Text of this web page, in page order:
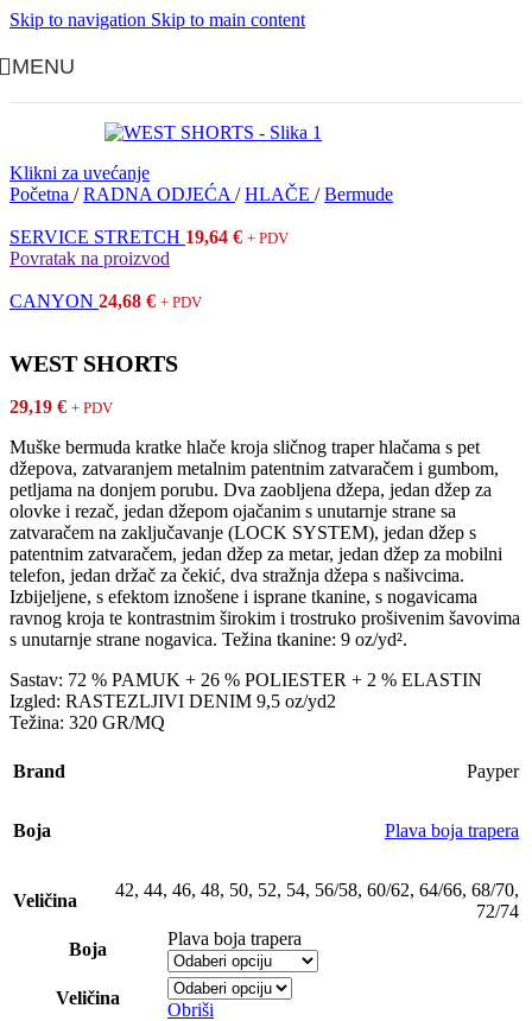
Skip to navigation Skip to main content
MENU
Klikni za uvećanje
Početna / RADNA ODJEĆA / HLAČE / Bermude
SERVICE STRETCH 19,64 € + PDV
Povratak na proizvod
CANYON 24,68 € + PDV
WEST SHORTS
29,19 € + PDV
Muške bermuda kratke hlače kroja sličnog traper hlačama s pet
džepova, zatvaranjem metalnim patentnim zatvaračem i gumbom,
petljama na donjem porubu. Dva zaobljena džepa, jedan džep za
olovke i rezač, jedan džepom ojačanim s unutarnje strane sa
zatvaračem na zaključavanje (LOCK SYSTEM), jedan džep s
patentnim zatvaračem, jedan džep za metar, jedan džep za mobilni
telefon, jedan držač za čekić, dva stražnja džepa s našivcima.
Izbijeljene, s efektom iznošene i isprane tkanine, s nogavicama
ravnog kroja te kontrastnim širokim i trostruko prošivenim šavovima
s unutarnje strane nogavica. Težina tkanine: 9 oz/yd².
Sastav: 72 % PAMUK + 26 % POLIESTER + 2 % ELASTIN
Izgled: RASTEZLJIVI DENIM 9,5 oz/yd2
Težina: 320 GR/MQ
Brand Payper
Boja Plava boja trapera
Veličina
42, 44, 46, 48, 50, 52, 54, 56/58, 60/62, 64/66, 68/70,
72/74
Boja
Plava boja trapera
Veličina
Obriši